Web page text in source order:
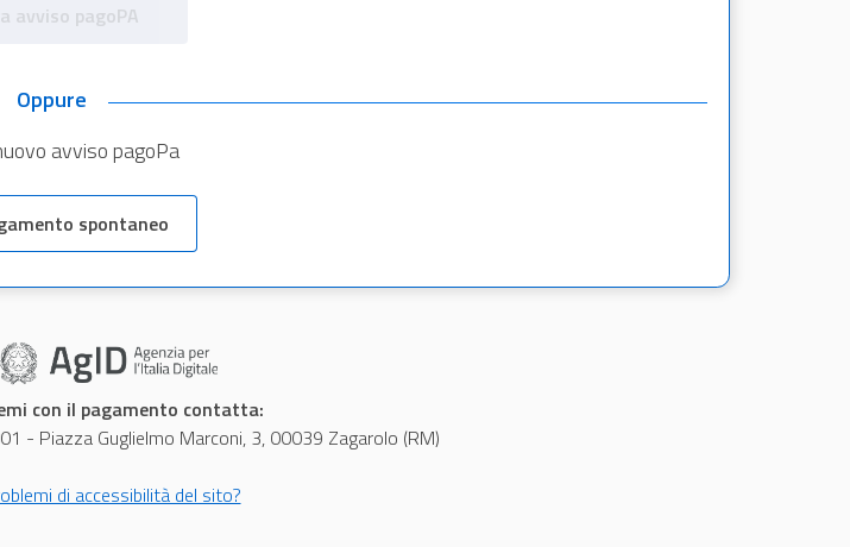
avviso pagoPA
Oppure
avviso pagoPa
spontaneo
con il pagamento contatta:
- Piazza Guglielmo Marconi, 3, 00039 Zagarolo (RM)
di accessibilità del sito?